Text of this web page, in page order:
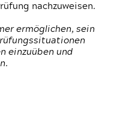
nachzuweisen.
ermöglichen, sein
einzuüben und